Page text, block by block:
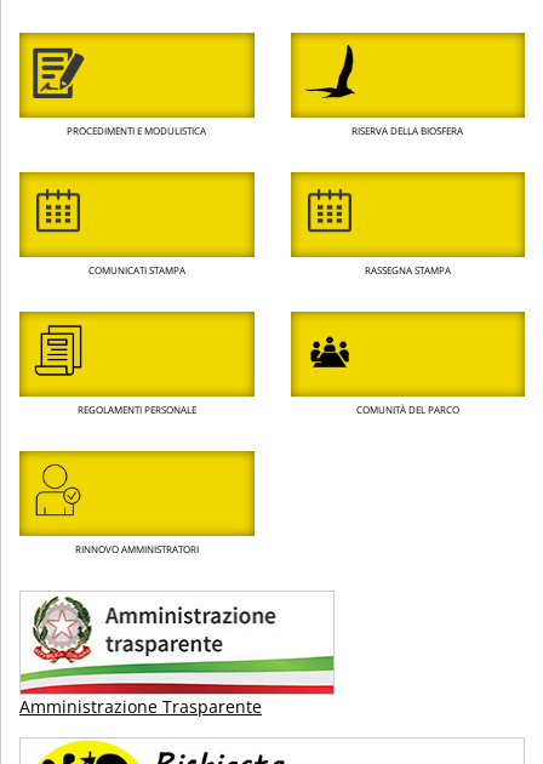
PROCEDIMENTI E MODULISTICA RISERVA DELLA BIOSFERA
COMUNICATI STAMPA RASSEGNA STAMPA
REGOLAMENTI PERSONALE COMUNITÀ DEL PARCO
RINNOVO AMMINISTRATORI
Amministrazione Trasparente